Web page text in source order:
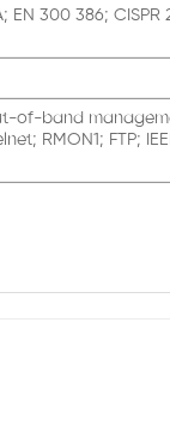
300 386; CISPR
of-band
RMON1; FTP;